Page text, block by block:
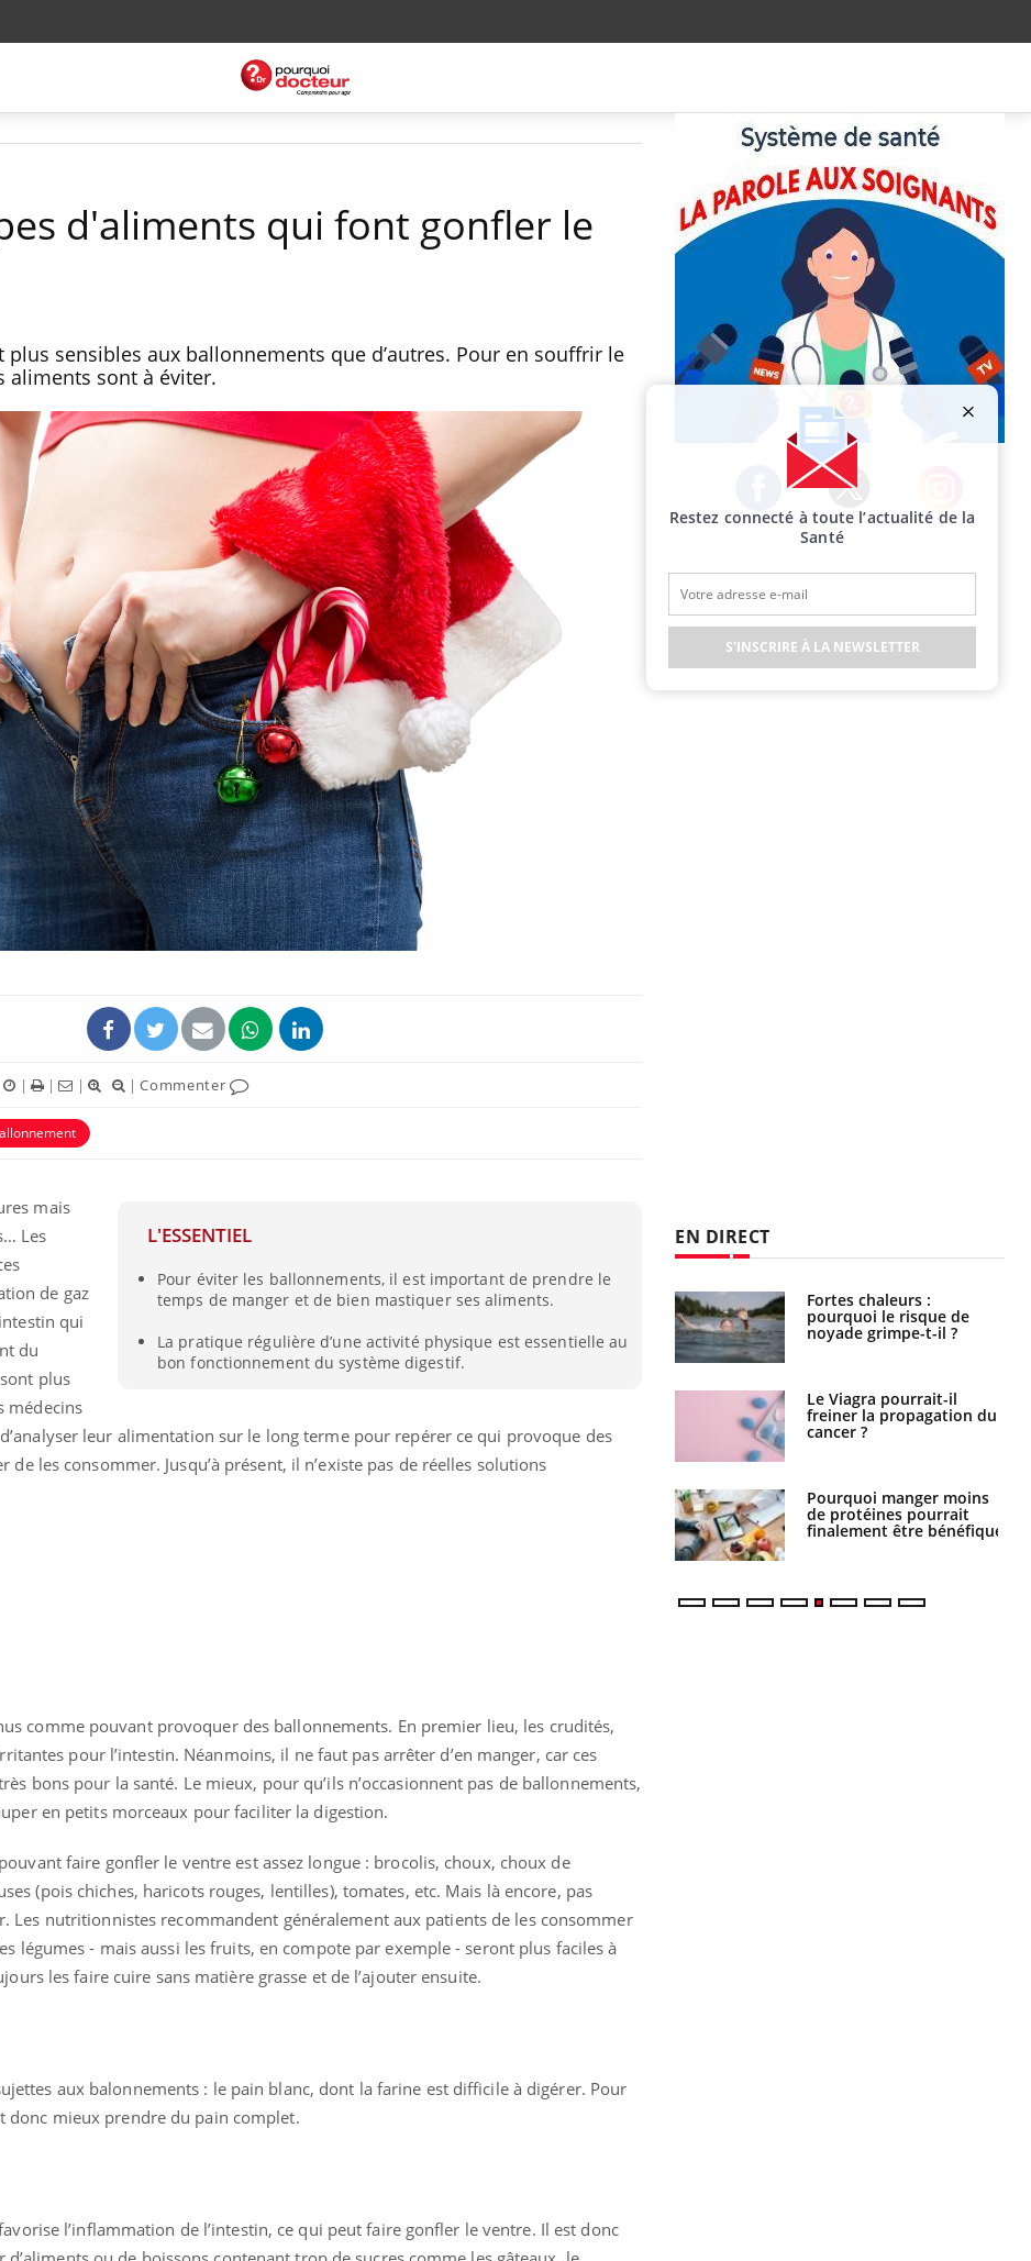
d'aliments qui font gonfler le
plus sensibles aux ballonnements que d’autres. Pour en souffrir le
aliments sont à éviter.
| | | |Commenter
L'ESSENTIEL
Pour éviter les ballonnements, il est important de prendre le
temps de manger et de bien mastiquer ses aliments.
La pratique régulière d’une activité physique est essentielle au
bon fonctionnement du système digestif.
mais
Les
de gaz
qui
du
plus
médecins
leur alimentation sur le long terme pour repérer ce qui provoque des
de les consommer. Jusqu’à présent, il n’existe pas de réelles solutions
comme pouvant provoquer des ballonnements. En premier lieu, les crudités,
pour l’intestin. Néanmoins, il ne faut pas arrêter d’en manger, car ces
bons pour la santé. Le mieux, pour qu’ils n’occasionnent pas de ballonnements,
en petits morceaux pour faciliter la digestion.
faire gonfler le ventre est assez longue : brocolis, choux, choux de
(pois chiches, haricots rouges, lentilles), tomates, etc. Mais là encore, pas
Les nutritionnistes recommandent généralement aux patients de les consommer
légumes - mais aussi les fruits, en compote par exemple - seront plus faciles à
les faire cuire sans matière grasse et de l’ajouter ensuite.
aux balonnements : le pain blanc, dont la farine est difficile à digérer. Pour
donc mieux prendre du pain complet.
l’inflammation de l’intestin, ce qui peut faire gonfler le ventre. Il est donc
Facebook Twitter Instagram
EN DIRECT
Chikungunya, dengue,
West Nile : que se passe-
t-il dans le sud de la
France ?
?
La sieste empêche-t-elle
elle enfin ?
Fortes chaleurs :
pourquoi le risque de
noyade grimpe-t-il ?
Le Viagra pourrait-il
freiner la propagation du
cancer ?
Pourquoi manger moins
de protéines pourrait
finalement être bénéfique
Restez connecté à toute l’actualité de la
Santé
S'INSCRIRE À LA NEWSLETTER